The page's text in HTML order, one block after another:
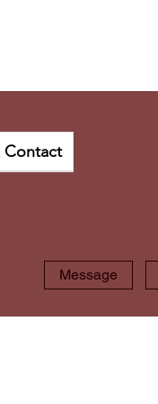
Contact
Message